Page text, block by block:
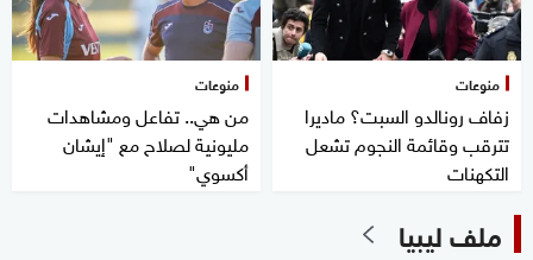
منوعات
زفاف رونالدو السبت؟ ماديرا
تترقب وقائمة النجوم تشعل
التكهنات
منوعات
من هي.. تفاعل ومشاهدات
مليونية لصلاح مع "إيشان
أكسوي"
ملف ليبيا